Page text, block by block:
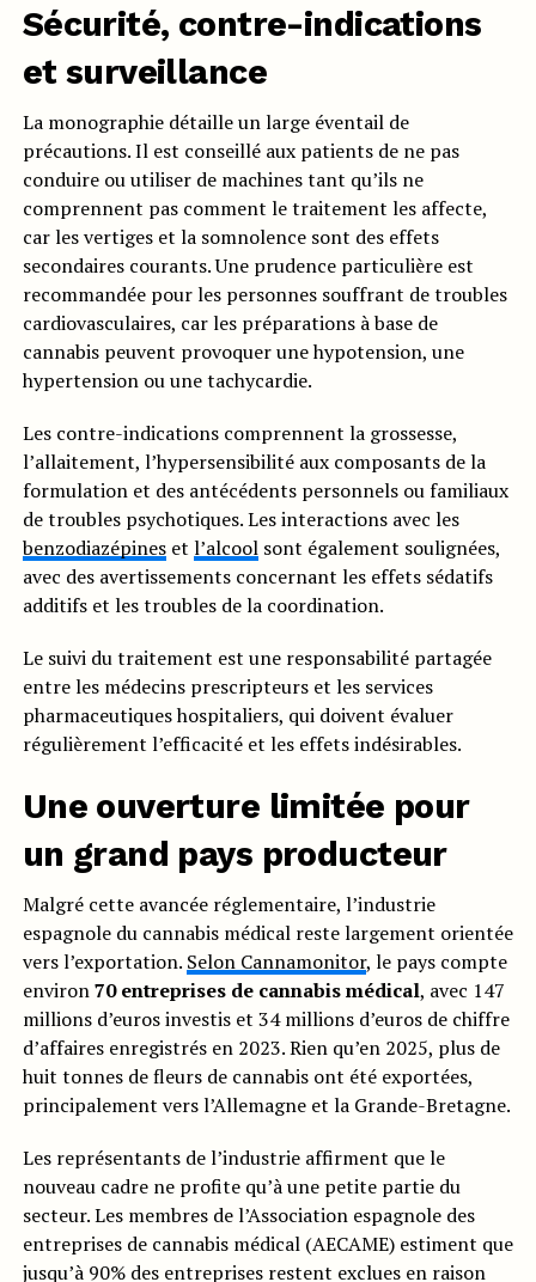
Sécurité, contre-indications
et surveillance
La monographie détaille un large éventail de
précautions. Il est conseillé aux patients de ne pas
conduire ou utiliser de machines tant qu’ils ne
comprennent pas comment le traitement les affecte,
car les vertiges et la somnolence sont des effets
secondaires courants. Une prudence particulière est
recommandée pour les personnes souffrant de troubles
cardiovasculaires, car les préparations à base de
cannabis peuvent provoquer une hypotension, une
hypertension ou une tachycardie.
Les contre-indications comprennent la grossesse,
l’allaitement, l’hypersensibilité aux composants de la
formulation et des antécédents personnels ou familiaux
de troubles psychotiques. Les interactions avec les
benzodiazépineset l’alcoolsont également soulignées,
avec des avertissements concernant les effets sédatifs
additifs et les troubles de la coordination.
Le suivi du traitement est une responsabilité partagée
entre les médecins prescripteurs et les services
pharmaceutiques hospitaliers, qui doivent évaluer
régulièrement l’efficacité et les effets indésirables.
Une ouverture limitée pour
un grand pays producteur
Malgré cette avancée réglementaire, l’industrie
espagnole du cannabis médical reste largement orientée
vers l’exportation. Selon Cannamonitor, le pays compte
environ70 entreprises de cannabis médical, avec 147
millions d’euros investis et 34 millions d’euros de chiffre
d’affaires enregistrés en 2023. Rien qu’en 2025, plus de
huit tonnes de fleurs de cannabis ont été exportées,
principalement vers l’Allemagne et la Grande-Bretagne.
Les représentants de l’industrie affirment que le
nouveau cadre ne profite qu’à une petite partie du
secteur. Les membres de l’Association espagnole des
entreprises de cannabis médical (AECAME) estiment que
jusqu’à 90% des entreprises restent exclues en raison